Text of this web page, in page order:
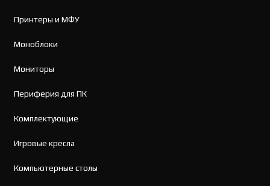
Принтеры и МФУ
Моноблоки
Мониторы
Периферия для ПК
Комплектующие
Игровые кресла
Компьютерные столы